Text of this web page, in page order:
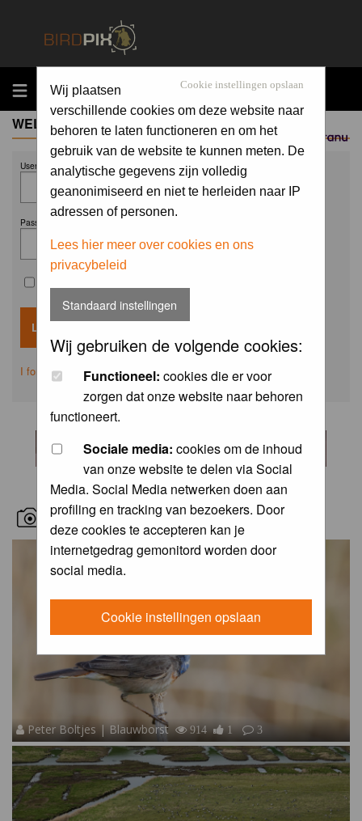
MENU
Sponsored by
Cookie instellingen opslaan
Wij plaatsen
verschillende cookies om deze website naar
behoren te laten functioneren en om het
gebruik van de website te kunnen meten. De
analytische gegevens zijn volledig
geanonimiseerd en niet te herleiden naar IP
adressen of personen.
Lees hier meer over cookies en ons
privacybeleid
Standaard instellingen
Wij gebruiken de volgende cookies:
Functioneel: cookies die er voor
zorgen dat onze website naar behoren
functioneert.
Sociale media: cookies om de inhoud
van onze website te delen via Social
Media. Social Media netwerken doen aan
profiling en tracking van bezoekers. Door
deze cookies te accepteren kan je
internetgedrag gemonitord worden door
social media.
Cookie instellingen opslaan
WELCOME GUEST
Username:
Password:
I forgot my password
RECENT BIRD PICS
Peter Boltjes | Blauwborst 914 1 3